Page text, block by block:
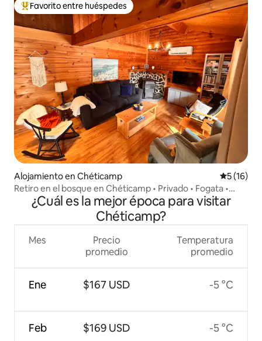
Favorito entre huéspedes preferido
Favorito entre huéspedes
Alojamiento en Chéticamp
5 (16)
Retiro en el bosque en Chéticamp • Privado • Fogata •
2 habitaciones
¿Cuál es la mejor época para visitar
Chéticamp?
Mes
Ene
Feb
Precio
promedio
$167 USD
$169 USD
Temperatura
promedio
-5 °C
-5 °C